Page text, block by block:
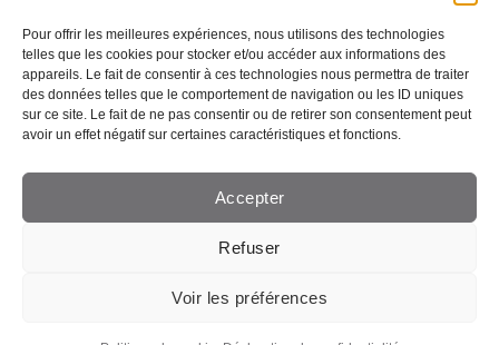
Pour offrir les meilleures expériences, nous utilisons des technologies
telles que les cookies pour stocker et/ou accéder aux informations des
appareils. Le fait de consentir à ces technologies nous permettra de traiter
des données telles que le comportement de navigation ou les ID uniques
sur ce site. Le fait de ne pas consentir ou de retirer son consentement peut
avoir un effet négatif sur certaines caractéristiques et fonctions.
Accepter
Refuser
Voir les préférences